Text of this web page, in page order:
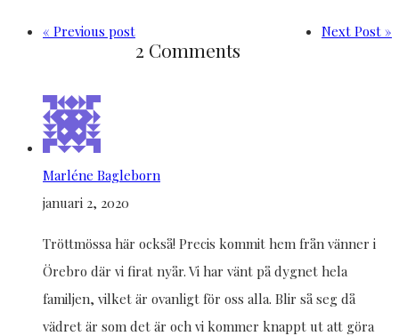
« Previous post Next Post »
2 Comments
Marléne Bagleborn
januari 2, 2020
Tröttmössa här också! Precis kommit hem från vänner i
Örebro där vi firat nyår. Vi har vänt på dygnet hela
familjen, vilket är ovanligt för oss alla. Blir så seg då
vädret är som det är och vi kommer knappt ut att göra